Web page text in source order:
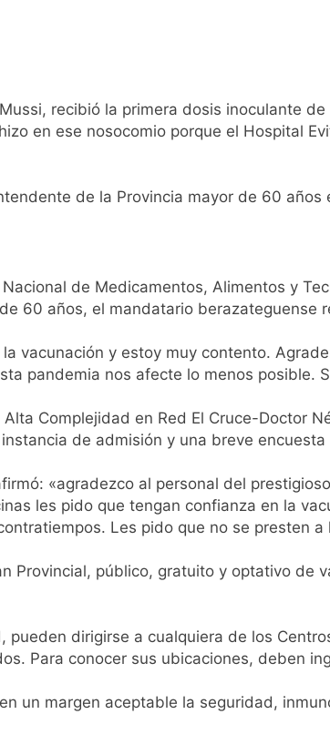
recibió la primera dosis inoculante
en ese nosocomio porque el Hospital
de la Provincia mayor de 60 años
de Medicamentos, Alimentos y
60 años, el mandatario berazateguense
vacunación y estoy muy contento.
pandemia nos afecte lo menos posible.
Complejidad en Red El Cruce-Doctor
de admisión y una breve
«agradezco al personal del
les pido que tengan confianza en la
Les pido que no se presten
Provincial, público, gratuito y optativo
dirigirse a cualquiera de los
Para conocer sus ubicaciones, deben
un margen aceptable la seguridad,